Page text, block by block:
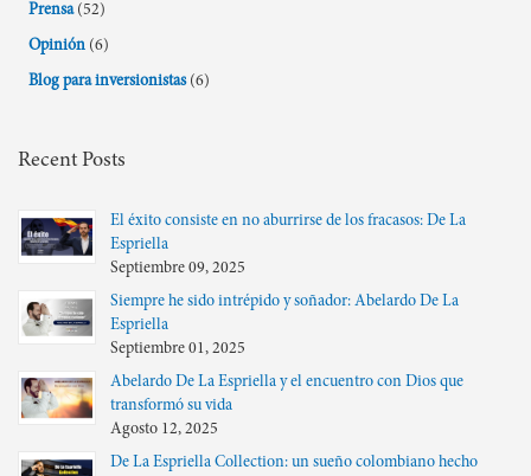
Prensa (52)
Opinión (6)
Blog para inversionistas (6)
Recent Posts
El éxito consiste en no aburrirse de los fracasos: De La
Espriella
Septiembre 09, 2025
Siempre he sido intrépido y soñador: Abelardo De La
Espriella
Septiembre 01, 2025
Abelardo De La Espriella y el encuentro con Dios que
transformó su vida
Agosto 12, 2025
De La Espriella Collection: un sueño colombiano hecho